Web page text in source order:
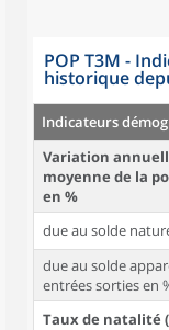
POP T3M -
historique
Indicateurs
Variation
moyenne de la
en %
due au solde
due au solde
entrées sorties en
Taux de natalité